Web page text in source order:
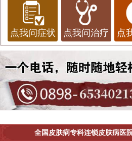
点我问症状 点我问治疗 点
全国皮肤病专科连锁皮肤病医